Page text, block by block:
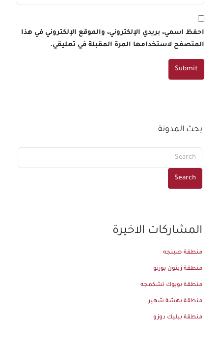
احفظ اسمي، بريدي الإلكتروني، والموقع الإلكتروني في هذا
المتصفح لاستخدامها المرة المقبلة في تعليقي.
Submit
بحث المدونة
Search
المشاركات الاخيرة
منطقة صبنجه
منطقة زيتون بورنو
منطقة بويوك تشكمجه
منطقة بهشة شهير
منطقة بيليك دوزو